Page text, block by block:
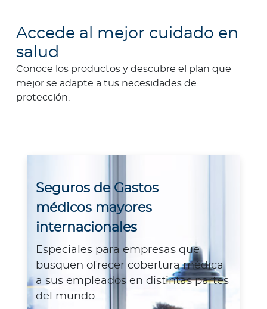
Accede al mejor cuidado en
salud
Conoce los productos y descubre el plan que
mejor se adapte a tus necesidades de
protección.
Seguros de Gastos
médicos mayores
internacionales
Especiales para empresas que
busquen ofrecer cobertura médica
a sus empleados en distintas partes
del mundo.